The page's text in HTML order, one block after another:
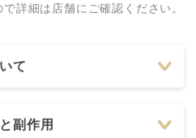
で詳細は店舗にご確認ください。
て
副作用